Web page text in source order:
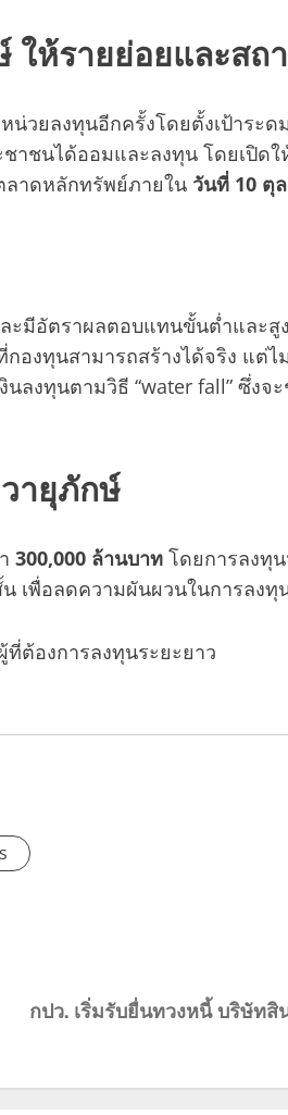
ให้รายย่อยและสถ
น่วยลงทุนอีกครั้งโดยตั้งเป้าระ
าชนได้ออมและลงทุน โดยเปิด
ลาดหลักทรัพย์ภายใน วันที่ 10 ตุ
มีอัตราผลตอบแทนขั้นต่ำและสู
องทุนสามารถสร้างได้จริง แต่
ลงทุนตามวิธี “water fall” ซึ่งจ
ายุภักษ์
300,000 ล้านบาท โดยการลงทุ
เพื่อลดความผันผวนในการลงทุ
ต้องการลงทุนระยะยาว
กปว. เริ่มรับยื่นทวงหนี้ บริษัท